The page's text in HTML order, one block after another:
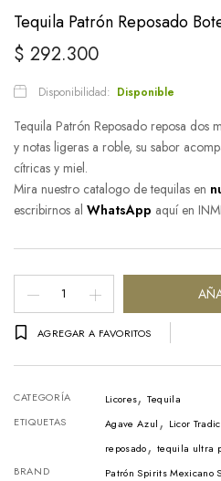
Tequila Patrón Reposado
$ 292.300
Disponibilidad: Disponible
Tequila Patrón Reposado reposa dos
y notas ligeras a roble, su sabor
cítricas y miel.
Mira nuestro catalogo de tequilas en
escribirnos al WhatsApp aquí en
Tequila
Patrón
Reposado
Botella
-
700ml
AGREGAR A FAVORITOS
CATEGORÍA Licores,Tequila
ETIQUETAS
Agave Azul, Licor
reposado, tequila ultra
BRAND
Patrón Spirits Mexicano